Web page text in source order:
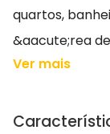
quartos,
&aacute;rea
Ver mais